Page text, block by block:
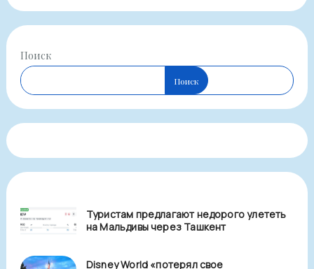
Поиск
Поиск
Туристам предлагают недорого улететь
на Мальдивы через Ташкент
Disney World «потерял свое